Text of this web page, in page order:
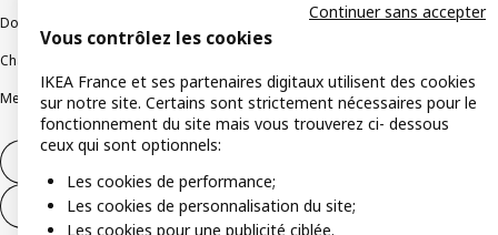
Documents juridiques et informations légales
Charte de protection des données
Mentions légales Alertes fraudeRappel produitAccessibilité : non conforme
Formulaire de rétractation – produits
Formulaire de rétractation – services
Vous contrôlez les cookies
IKEA France et ses partenaires digitaux utilisent des cookies
sur notre site. Certains sont strictement nécessaires pour le
fonctionnement du site mais vous trouverez ci- dessous
ceux qui sont optionnels:
Les cookies de performance;
Les cookies de personnalisation du site;
Les cookies pour une publicité ciblée.
Continuer sans accepter